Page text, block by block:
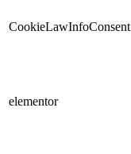
CookieLawInfoConsent
elementor